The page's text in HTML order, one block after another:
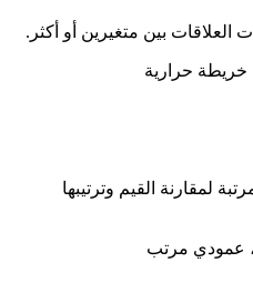
بين متغيرين أو أكثر.
حرارية
لمقارنة القيم وترتيبها
عمودي مرتب